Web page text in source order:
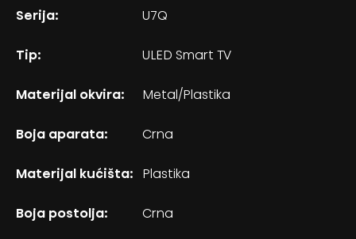
Serija: U7Q
Tip: ULED Smart TV
Materijal okvira: Metal/Plastika
Boja aparata: Crna
Materijal kućišta: Plastika
Boja postolja: Crna